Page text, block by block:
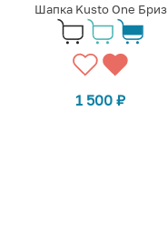
Шапка Kusto One Бриз
1 500 ₽